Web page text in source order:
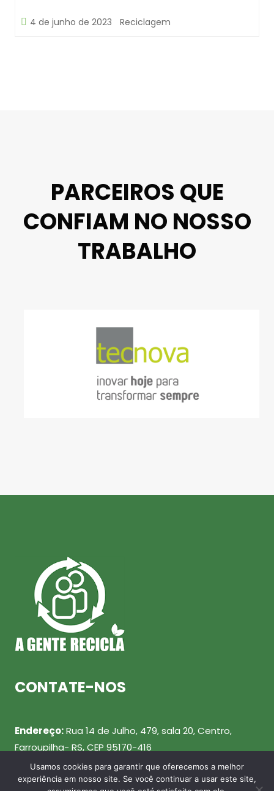
4 de junho de 2023 Reciclagem
PARCEIROS QUE
CONFIAM NO NOSSO
TRABALHO
CONTATE-NOS
Endereço:Rua 14 de Julho, 479, sala 20, Centro,
Farroupilha- RS, CEP 95170-416
Telefone: (54) 99943-0461
Usamos cookies para garantir que oferecemos a melhor
experiência em nosso site. Se você continuar a usar este site,